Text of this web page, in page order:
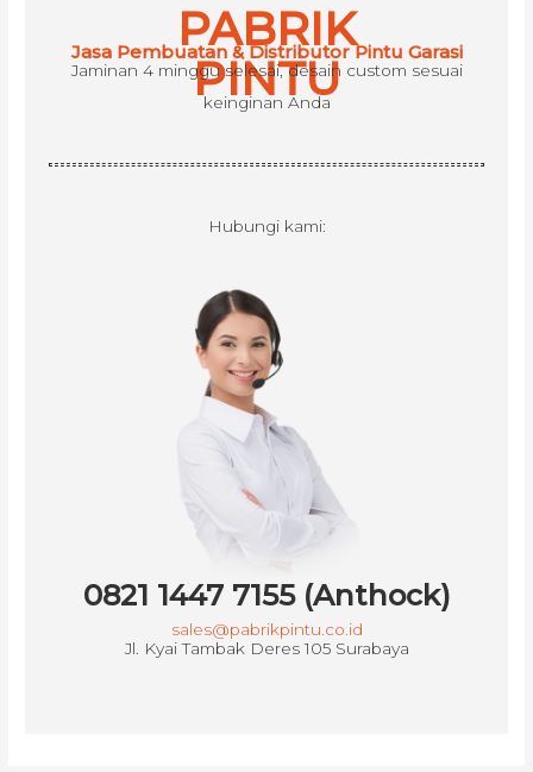
PABRIK
PINTU
Jasa Pembuatan & Distributor Pintu Garasi
Jaminan 4 minggu selesai, desain custom sesuai
keinginan Anda
Hubungi kami:
0821 1447 7155 (Anthock)
sales@pabrikpintu.co.id
Jl. Kyai Tambak Deres 105 Surabaya